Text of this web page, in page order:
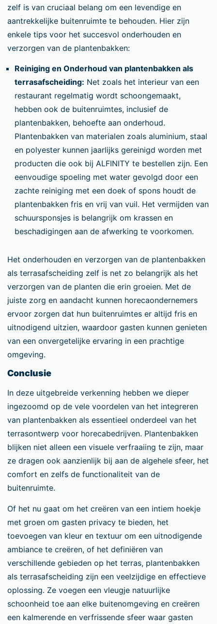
zelf is van cruciaal belang om een levendige en
aantrekkelijke buitenruimte te behouden. Hier zijn
enkele tips voor het succesvol onderhouden en
verzorgen van de plantenbakken:
Reiniging en Onderhoud van plantenbakken als
terrasafscheiding: Net zoals het interieur van een
restaurant regelmatig wordt schoongemaakt,
hebben ook de buitenruimtes, inclusief de
plantenbakken, behoefte aan onderhoud.
Plantenbakken van materialen zoals aluminium, staal
en polyester kunnen jaarlijks gereinigd worden met
producten die ook bij ALFINITY te bestellen zijn. Een
eenvoudige spoeling met water gevolgd door een
zachte reiniging met een doek of spons houdt de
plantenbakken fris en vrij van vuil. Het vermijden van
schuursponsjes is belangrijk om krassen en
beschadigingen aan de afwerking te voorkomen.
Het onderhouden en verzorgen van de plantenbakken
als terrasafscheiding zelf is net zo belangrijk als het
verzorgen van de planten die erin groeien. Met de
juiste zorg en aandacht kunnen horecaondernemers
ervoor zorgen dat hun buitenruimtes er altijd fris en
uitnodigend uitzien, waardoor gasten kunnen genieten
van een onvergetelijke ervaring in een prachtige
omgeving.
Conclusie
In deze uitgebreide verkenning hebben we dieper
ingezoomd op de vele voordelen van het integreren
van plantenbakken als essentieel onderdeel van het
terrasontwerp voor horecabedrijven. Plantenbakken
blijken niet alleen een visuele verfraaiing te zijn, maar
ze dragen ook aanzienlijk bij aan de algehele sfeer, het
comfort en zelfs de functionaliteit van de
buitenruimte.
Of het nu gaat om het creëren van een intiem hoekje
met groen om gasten privacy te bieden, het
toevoegen van kleur en textuur om een uitnodigende
ambiance te creëren, of het definiëren van
verschillende gebieden op het terras, plantenbakken
als terrasafscheiding zijn een veelzijdige en effectieve
oplossing. Ze voegen een vleugje natuurlijke
schoonheid toe aan elke buitenomgeving en creëren
een kalmerende en verfrissende sfeer waar gasten